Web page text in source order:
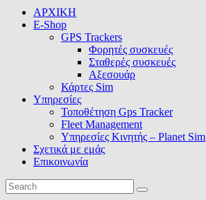
ΑΡΧΙΚΗ
E-Shop
GPS Trackers
Φορητές συσκευές
Σταθερές συσκευές
Αξεσουάρ
Κάρτες Sim
Υπηρεσίες
Τοποθέτηση Gps Tracker
Fleet Management
Υπηρεσίες Κινητής – Planet Sim
Σχετικά με εμάς
Επικοινωνία